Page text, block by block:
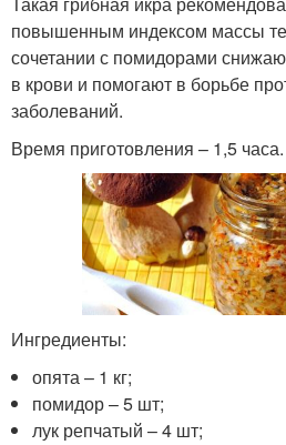
повышенным индексом массы
сочетании с помидорами
в крови и помогают в борьбе
заболеваний.
Время приготовления – 1,5 часа.
Ингредиенты:
опята – 1 кг;
помидор – 5 шт;
лук репчатый – 4 шт;